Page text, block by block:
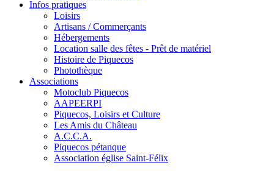
Infos pratiques
Loisirs
Artisans / Commerçants
Hébergements
Location salle des fêtes - Prêt de matériel
Histoire de Piquecos
Photothèque
Associations
Motoclub Piquecos
AAPEERPI
Piquecos, Loisirs et Culture
Les Amis du Château
A.C.C.A.
Piquecos pétanque
Association église Saint-Félix